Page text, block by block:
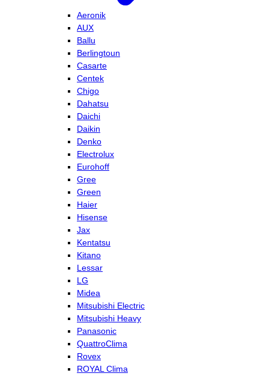
Aeronik
AUX
Ballu
Berlingtoun
Casarte
Centek
Chigo
Dahatsu
Daichi
Daikin
Denko
Electrolux
Eurohoff
Gree
Green
Haier
Hisense
Jax
Kentatsu
Kitano
Lessar
LG
Midea
Mitsubishi Electric
Mitsubishi Heavy
Panasonic
QuattroClima
Rovex
ROYAL Clima